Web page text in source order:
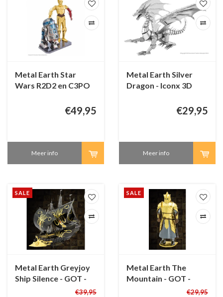
Metal Earth Star
Wars R2D2 en C3PO
€49,95
Meer info
Metal Earth Silver
Dragon - Iconx 3D
€29,95
Meer info
SALE
Metal Earth Greyjoy
Ship Silence - GOT -
€39,95
SALE
Metal Earth The
Mountain - GOT -
€29,95